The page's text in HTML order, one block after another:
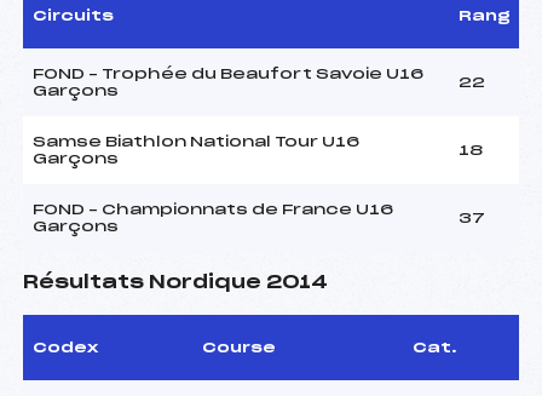
Circuits Rang
FOND – Trophée du Beaufort Savoie U16
Garçons
22
Samse Biathlon National Tour U16
Garçons
18
FOND – Championnats de France U16
Garçons
37
Résultats Nordique 2014
Codex Course Cat.